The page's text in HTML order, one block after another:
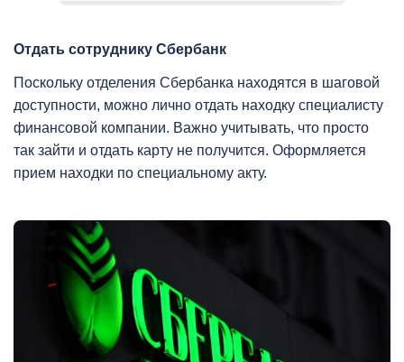
Отдать сотруднику Сбербанк
Поскольку отделения Сбербанка находятся в шаговой
доступности, можно лично отдать находку специалисту
финансовой компании. Важно учитывать, что просто
так зайти и отдать карту не получится. Оформляется
прием находки по специальному акту.